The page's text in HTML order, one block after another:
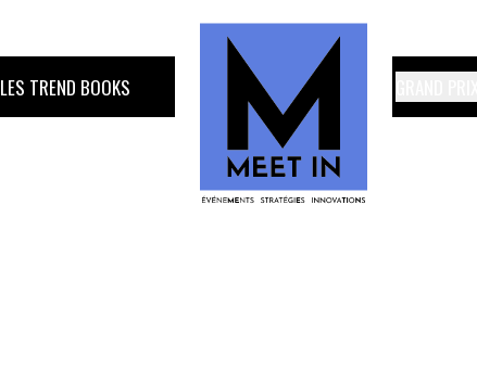
LES TREND BOOKS